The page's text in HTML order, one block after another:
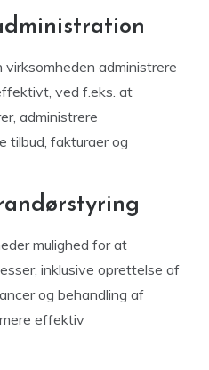
administrere
ved f.eks. at
administrere
tilbud, fakturaer og
mulighed for at
inklusive oprettelse af
og behandling af
effektiv